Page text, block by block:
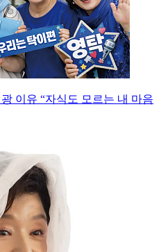
이유 “자식도 모르는 내 마음